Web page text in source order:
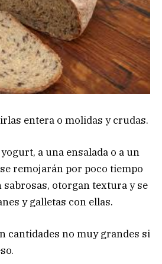
entera o molidas y crudas.
a una ensalada o a un
remojarán por poco tiempo
sabrosas, otorgan textura y se
y galletas con ellas.
cantidades no muy grandes si